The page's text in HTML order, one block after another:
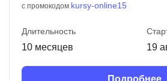
с промокодом kursy-online15
Длительность
10 месяцев 19
Подробнее